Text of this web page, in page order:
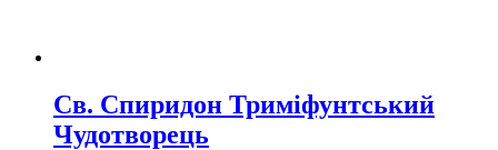
Св. Спиридон Триміфунтський
Чудотворець